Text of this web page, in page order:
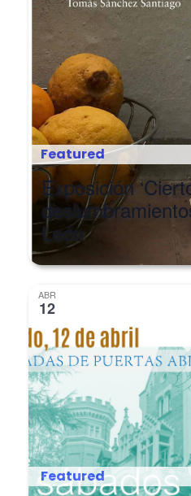
Featured
Exposición
León
ABR
12